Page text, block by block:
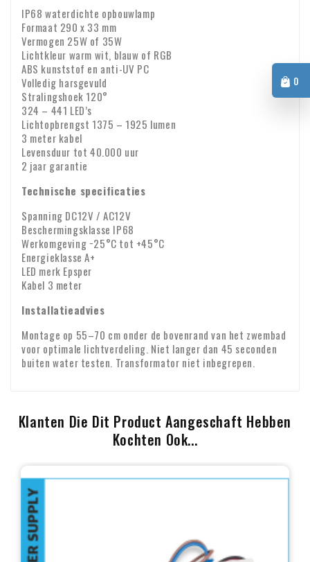
0
Neem dan even contact met ons op.
Voor vragen over verzending of andere zaken kunt u altijd
vrijblijvend contact opnemen via e-mail:
IP68 waterdichte opbouwlamp
Formaat 290 x 33 mm
Vermogen 25W of 35W
Lichtkleur warm wit, blauw of RGB
ABS kunststof en anti-UV PC
Volledig harsgevuld
Stralingshoek 120°
324 – 441 LED’s
Lichtopbrengst 1375 – 1925 lumen
3 meter kabel
Levensduur tot 40.000 uur
2 jaar garantie
Technische specificaties
Spanning DC12V / AC12V
Beschermingsklasse IP68
Werkomgeving −25°C tot +45°C
Energieklasse A+
LED merk Epsper
Kabel 3 meter
Installatieadvies
Montage op 55–70 cm onder de bovenrand van het zwembad
voor optimale lichtverdeling. Niet langer dan 45 seconden
buiten water testen. Transformator niet inbegrepen.
Klanten Die Dit Product Aangeschaft Hebben
Kochten Ook...